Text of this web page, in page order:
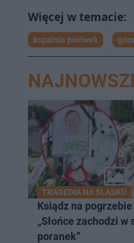
kopalnia pniówek
TRAGEDIA NA ŚLĄSKU
Ksiądz na
„Słońce zachodzi w
poranek”